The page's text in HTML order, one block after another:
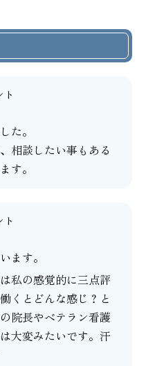
ト
た。
相談したい事もある
す。
ト
ます。
私の感覚的に三点評
くとどんな感じ？と
院長やベテラン看護
大変みたいです。汗